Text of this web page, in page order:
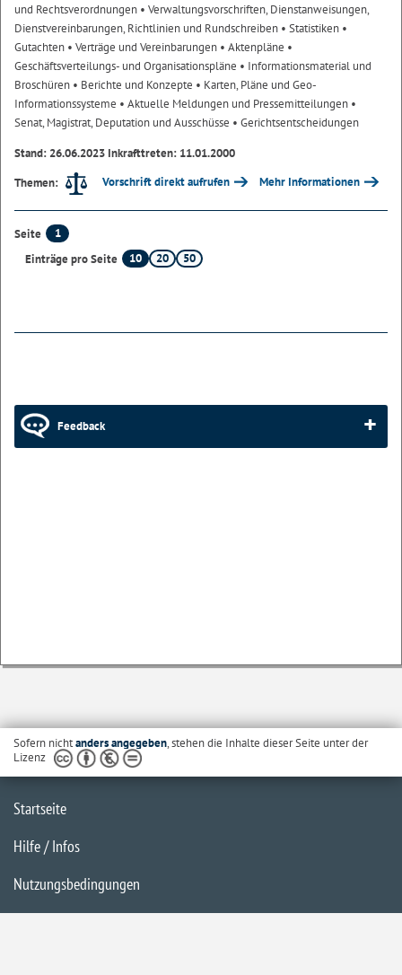
und Rechtsverordnungen • Verwaltungsvorschriften, Dienstanweisungen,
Dienstvereinbarungen, Richtlinien und Rundschreiben • Statistiken •
Gutachten • Verträge und Vereinbarungen • Aktenpläne •
Geschäftsverteilungs- und Organisationspläne • Informationsmaterial und
Broschüren • Berichte und Konzepte • Karten, Pläne und Geo-
Informationssysteme • Aktuelle Meldungen und Pressemitteilungen •
Senat, Magistrat, Deputation und Ausschüsse • Gerichtsentscheidungen
Stand: 26.06.2023 Inkrafttreten: 11.01.2000
Themen:
Vorschrift direkt aufrufen Mehr Informationen
Seite
1
Einträge pro Seite
10 20 50
Feedback
Sofern nichtanders angegeben, stehen die Inhalte dieser Seite unter der
Lizenz
Startseite
Hilfe / Infos
Nutzungsbedingungen